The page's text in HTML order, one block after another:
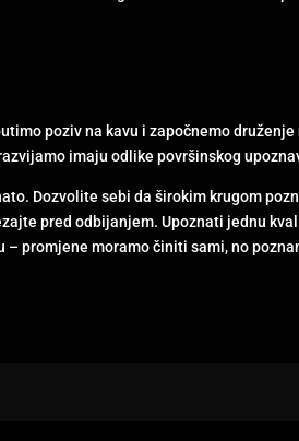
poziv na kavu i započnemo
imaju odlike površinskog
Dozvolite sebi da širokim krugom
pred odbijanjem. Upoznati jednu
promjene moramo činiti sami, no